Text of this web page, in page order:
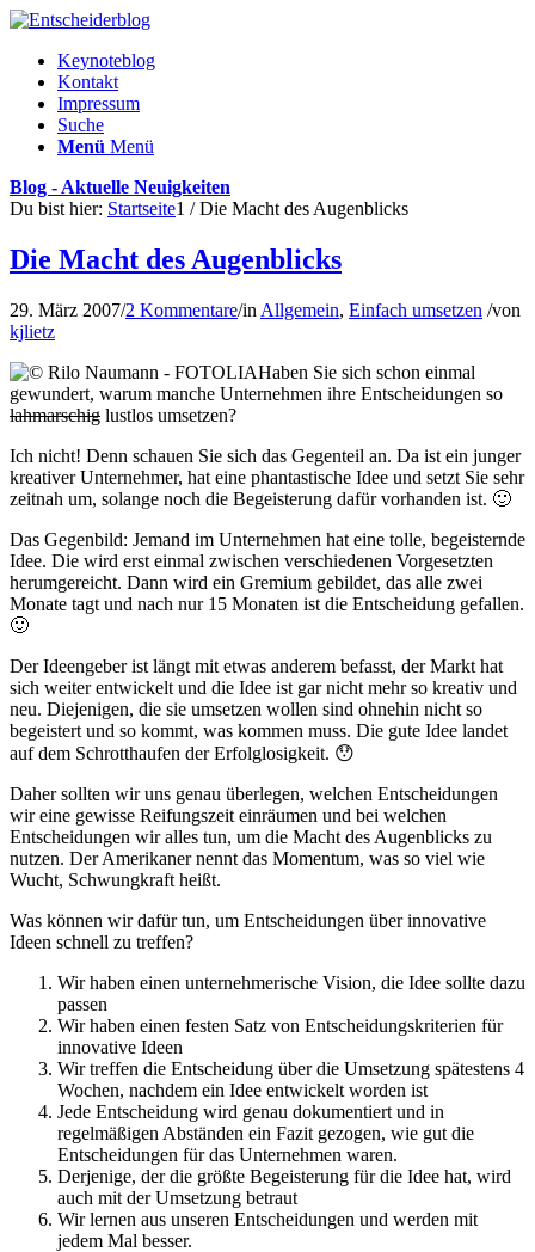
Keynoteblog
Kontakt
Impressum
Suche
Menü Menü
Blog - Aktuelle Neuigkeiten
Du bist hier: Startseite1 / Die Macht des Augenblicks
Die Macht des Augenblicks
29. März 2007/2 Kommentare/in Allgemein, Einfach umsetzen /von
kjlietz
Haben Sie sich schon einmal
gewundert, warum manche Unternehmen ihre Entscheidungen so
lahmarschig lustlos umsetzen?
Ich nicht! Denn schauen Sie sich das Gegenteil an. Da ist ein junger
kreativer Unternehmer, hat eine phantastische Idee und setzt Sie sehr
zeitnah um, solange noch die Begeisterung dafür vorhanden ist. 🙂
Das Gegenbild: Jemand im Unternehmen hat eine tolle, begeisternde
Idee. Die wird erst einmal zwischen verschiedenen Vorgesetzten
herumgereicht. Dann wird ein Gremium gebildet, das alle zwei
Monate tagt und nach nur 15 Monaten ist die Entscheidung gefallen.
🙂
Der Ideengeber ist längt mit etwas anderem befasst, der Markt hat
sich weiter entwickelt und die Idee ist gar nicht mehr so kreativ und
neu. Diejenigen, die sie umsetzen wollen sind ohnehin nicht so
begeistert und so kommt, was kommen muss. Die gute Idee landet
auf dem Schrotthaufen der Erfolglosigkeit. 😯
Daher sollten wir uns genau überlegen, welchen Entscheidungen
wir eine gewisse Reifungszeit einräumen und bei welchen
Entscheidungen wir alles tun, um die Macht des Augenblicks zu
nutzen. Der Amerikaner nennt das Momentum, was so viel wie
Wucht, Schwungkraft heißt.
Was können wir dafür tun, um Entscheidungen über innovative
Ideen schnell zu treffen?
Wir haben einen unternehmerische Vision, die Idee sollte dazu
passen
Wir haben einen festen Satz von Entscheidungskriterien für
innovative Ideen
Wir treffen die Entscheidung über die Umsetzung spätestens 4
Wochen, nachdem ein Idee entwickelt worden ist
Jede Entscheidung wird genau dokumentiert und in
regelmäßigen Abständen ein Fazit gezogen, wie gut die
Entscheidungen für das Unternehmen waren.
Derjenige, der die größte Begeisterung für die Idee hat, wird
auch mit der Umsetzung betraut
Wir lernen aus unseren Entscheidungen und werden mit
jedem Mal besser.